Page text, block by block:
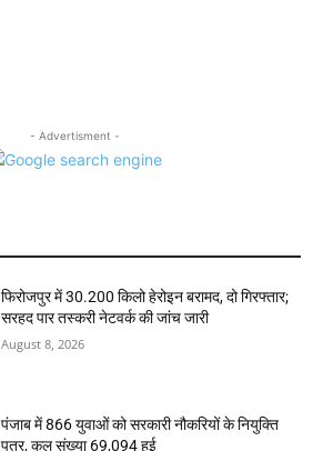
- Advertisment -
फिरोजपुर में 30.200 किलो हेरोइन बरामद, दो गिरफ्तार;
सरहद पार तस्करी नेटवर्क की जांच जारी
August 8, 2026
पंजाब में 866 युवाओं को सरकारी नौकरियों के नियुक्ति
पत्र, कुल संख्या 69,094 हुई